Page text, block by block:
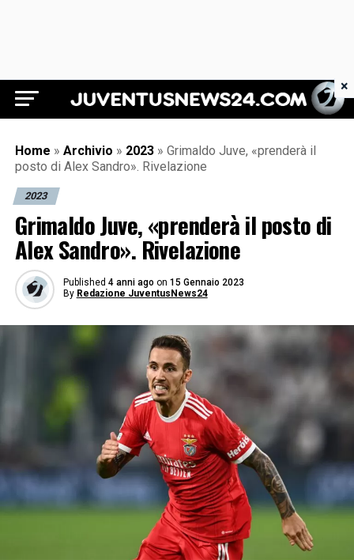
Juventus News 24
Home » Archivio » 2023 » Grimaldo Juve, «prenderà il
posto di Alex Sandro». Rivelazione
2023
Grimaldo Juve, «prenderà il posto di
Alex Sandro». Rivelazione
Published 4 anni ago on 15 Gennaio 2023
By Redazione JuventusNews24
×